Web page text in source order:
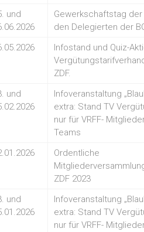
und
Gewerkschaftstag der
den Delegierten der
Infostand und Quiz-
ZDF.
und
Infoveranstaltung
extra: Stand TV
nur für VRFF-
Teams
Ordentliche
ZDF 2023
und
Infoveranstaltung
extra: Stand TV
nur für VRFF-